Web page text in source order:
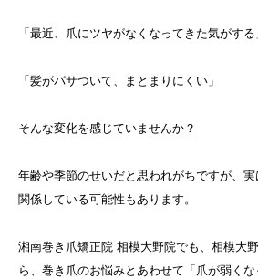
「最近、爪にツヤがなくなってきた気がする
「髪がパサついて、まとまりにくい」
そんな変化を感じていませんか？
年齢や季節のせいだと思われがちですが、実
関係している可能性もあります。
湘南巻き爪矯正院 相模大野院でも、相模大
ら、巻き爪のお悩みとあわせて「爪が弱く